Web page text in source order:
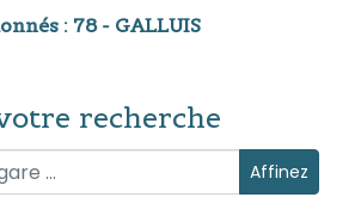
: 78 - GALLUIS
recherche
Affinez